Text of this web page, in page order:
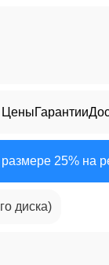
ЦеныГарантии
размере 25%
диска)